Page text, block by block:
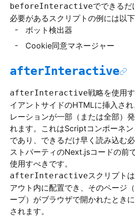
beforeInteractiveでできるだ
必要があるスクリプトの例には以
ボット検出器
Cookie同意マネージャー
afterInteractive
afterInteractive戦略を使用
イアントサイドのHTMLに挿入さ
レーションが一部（または全部）
れます。これはScriptコンポーネ
であり、できるだけ早く読み込む
ストパーティのNext.jsコードの前
使用すべきです。
afterInteractiveスクリプト
アウト内に配置でき、そのページ
ープ）がブラウザで開かれたとき
されます。